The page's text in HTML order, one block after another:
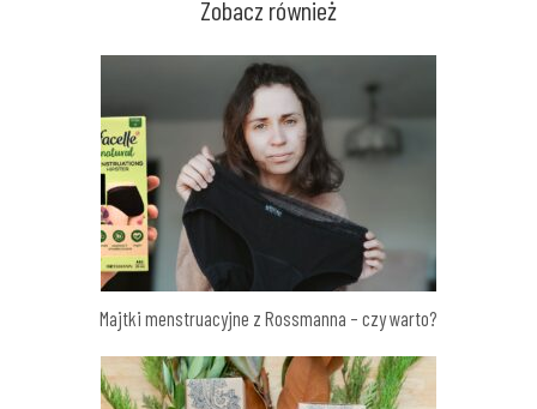
Zobacz również
Majtki menstruacyjne z Rossmanna – czy warto?